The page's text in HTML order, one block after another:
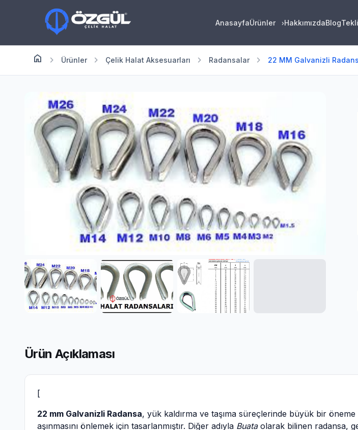
AnasayfaÜrünler ›HakkımızdaBlog
home Anasayfa
chevron_right Ürünler chevron_right Çelik Halat Aksesuarları chevron_right Radansalar chevron_right 22 MM Galvanizli
Ürün Açıklaması
[
22 mm Galvanizli Radansa, yük kaldırma ve taşıma süreçlerinde büyük bir
aşınmasını önlemek için tasarlanmıştır. Diğer adıyla Buataolarak bilinen radansa,